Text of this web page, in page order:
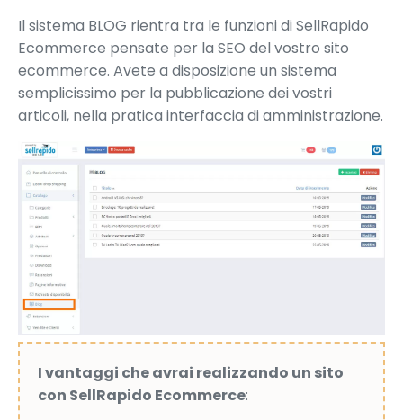
Il sistema BLOG rientra tra le funzioni di SellRapido
Ecommerce pensate per la SEO del vostro sito
ecommerce. Avete a disposizione un sistema
semplicissimo per la pubblicazione dei vostri
articoli, nella pratica interfaccia di amministrazione.
I vantaggi che avrai realizzando un sito
con SellRapido Ecommerce: